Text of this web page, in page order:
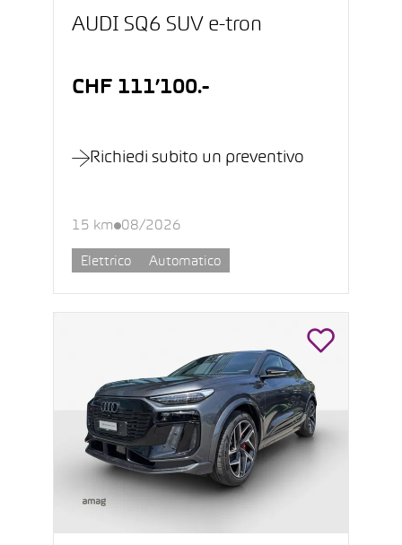
AUDI SQ6 SUV e-tron
CHF 111’100.-
Richiedi subito un preventivo
15 km 08/2026
Elettrico Automatico